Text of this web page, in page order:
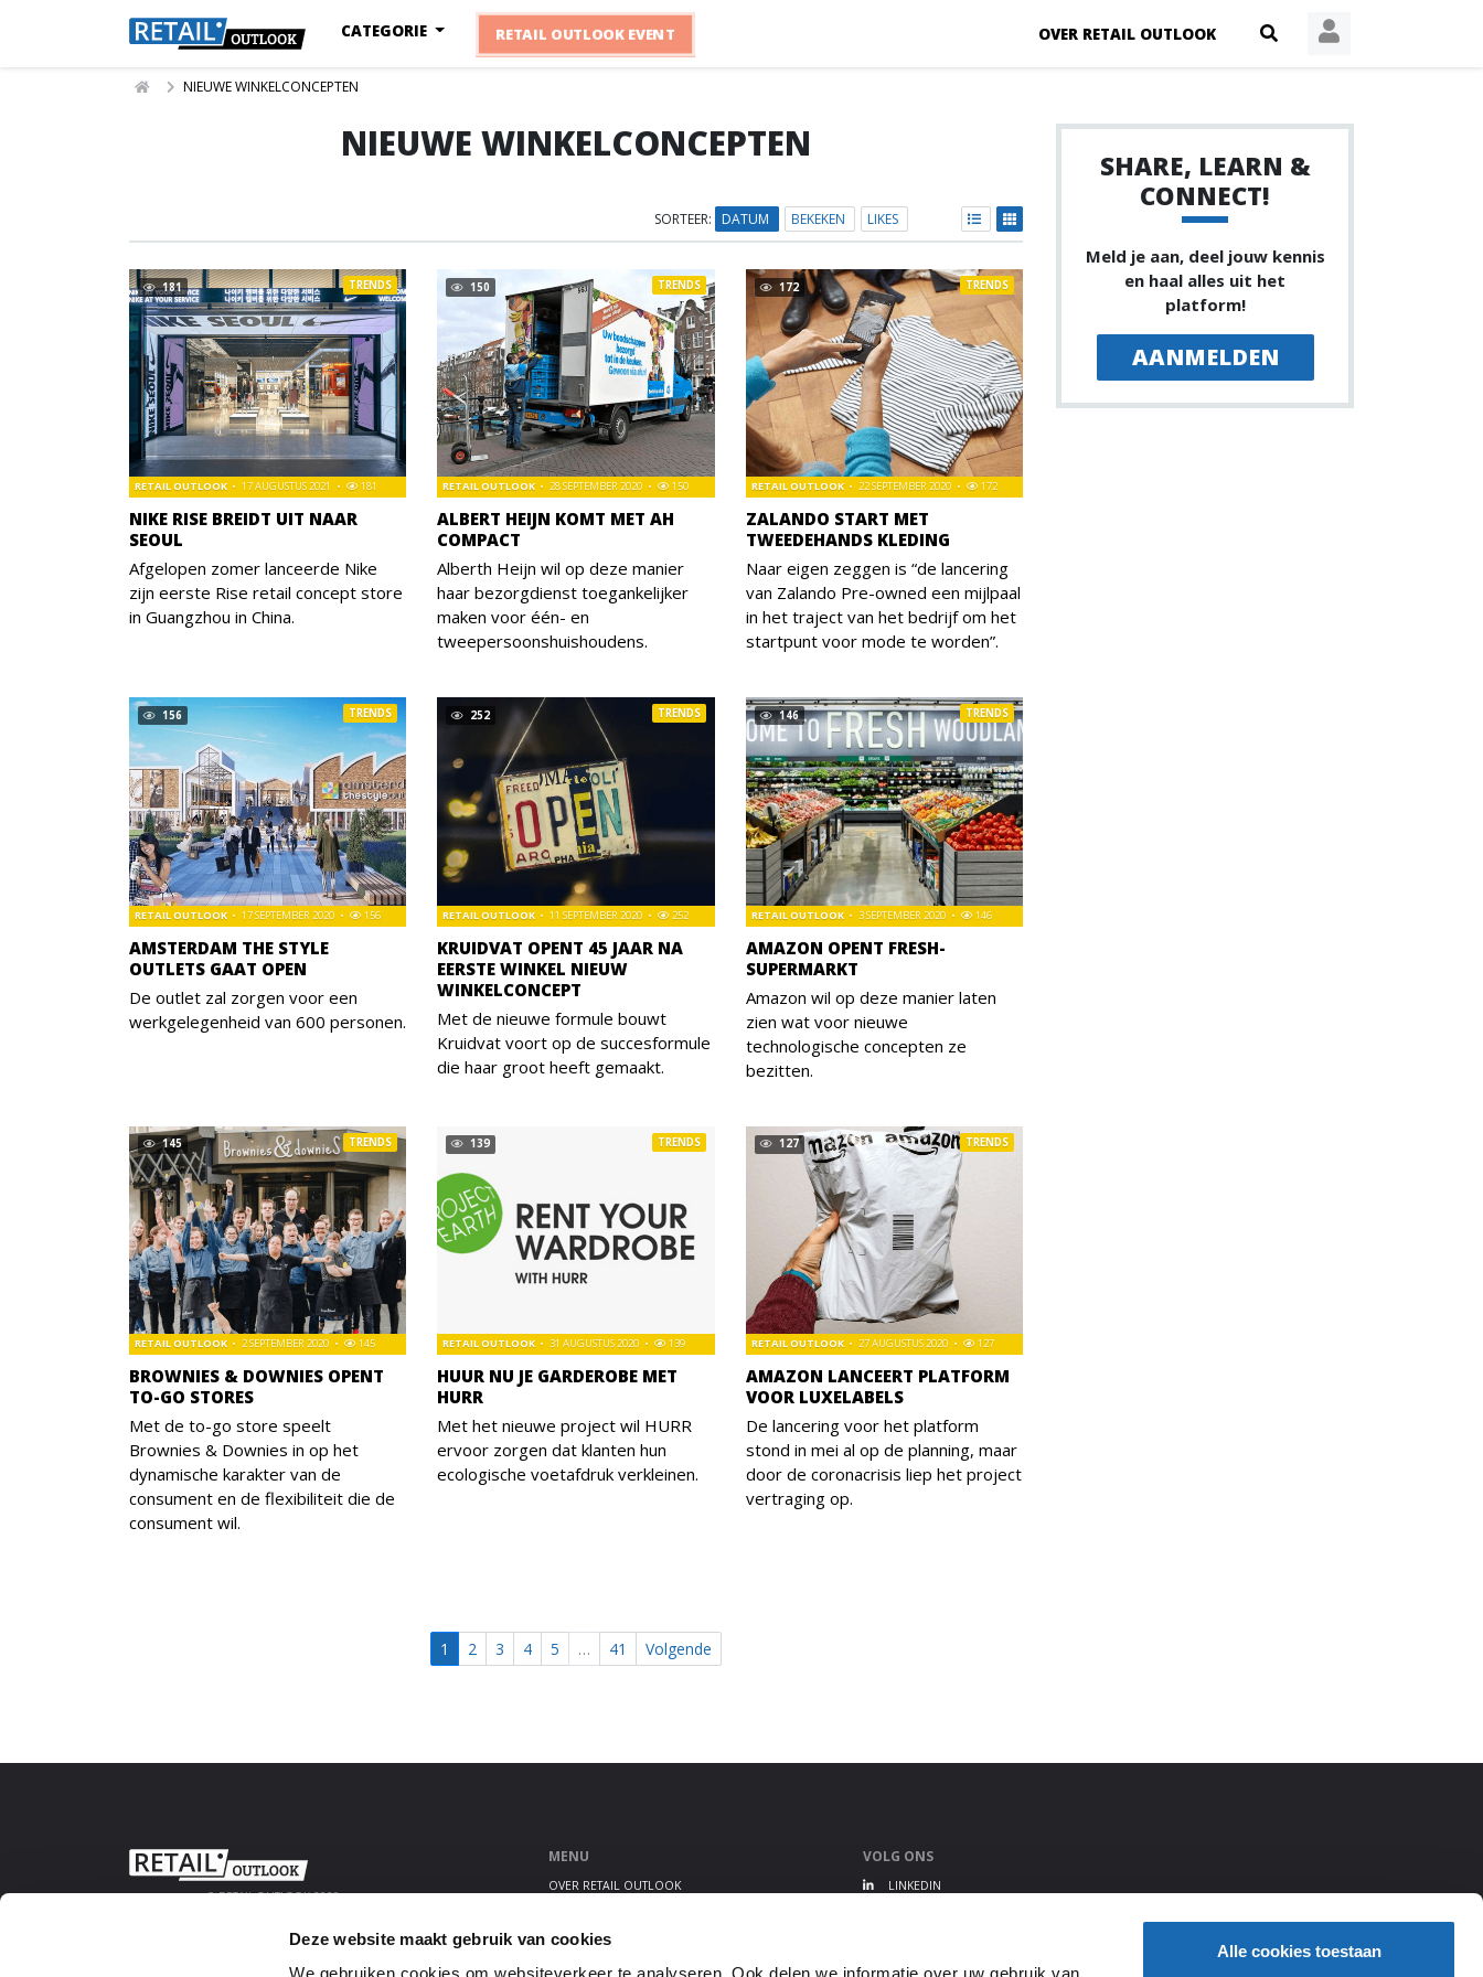
Deze website maakt gebruik van cookies
Alle cookies toestaan
OVER RETAIL OUTLOOK
CATEGORIE RETAIL OUTLOOK EVENT
NIEUWE WINKELCONCEPTEN
NIEUWE WINKELCONCEPTEN
SORTEER: DATUM BEKEKEN LIKES
181
NIKE RISE BREIDT UIT NAAR
SEOUL
RETAIL OUTLOOK 17 AUGUSTUS 2021 181
TRENDS
Afgelopen zomer lanceerde Nike
zijn eerste Rise retail concept store
in Guangzhou in China.
150
ALBERT HEIJN KOMT MET AH
COMPACT
RETAIL OUTLOOK 28 SEPTEMBER 2020 150
TRENDS
Alberth Heijn wil op deze manier
haar bezorgdienst toegankelijker
maken voor één- en
tweepersoonshuishoudens.
172
ZALANDO START MET
TWEEDEHANDS KLEDING
RETAIL OUTLOOK 22 SEPTEMBER 2020 172
TRENDS
Naar eigen zeggen is “de lancering
van Zalando Pre-owned een mijlpaal
in het traject van het bedrijf om het
startpunt voor mode te worden”.
156
AMSTERDAM THE STYLE
OUTLETS GAAT OPEN
RETAIL OUTLOOK 17 SEPTEMBER 2020 156
TRENDS
De outlet zal zorgen voor een
werkgelegenheid van 600 personen.
252
KRUIDVAT OPENT 45 JAAR NA
EERSTE WINKEL NIEUW
WINKELCONCEPT
RETAIL OUTLOOK 11 SEPTEMBER 2020 252
TRENDS
Met de nieuwe formule bouwt
Kruidvat voort op de succesformule
die haar groot heeft gemaakt.
146
AMAZON OPENT FRESH-
SUPERMARKT
RETAIL OUTLOOK 3 SEPTEMBER 2020 146
TRENDS
Amazon wil op deze manier laten
zien wat voor nieuwe
technologische concepten ze
bezitten.
145
BROWNIES & DOWNIES OPENT
TO-GO STORES
RETAIL OUTLOOK 2 SEPTEMBER 2020 145
TRENDS
Met de to-go store speelt
Brownies & Downies in op het
dynamische karakter van de
consument en de flexibiliteit die de
consument wil.
139
HUUR NU JE GARDEROBE MET
HURR
RETAIL OUTLOOK 31 AUGUSTUS 2020 139
TRENDS
Met het nieuwe project wil HURR
ervoor zorgen dat klanten hun
ecologische voetafdruk verkleinen.
127
AMAZON LANCEERT PLATFORM
VOOR LUXELABELS
RETAIL OUTLOOK 27 AUGUSTUS 2020 127
TRENDS
De lancering voor het platform
stond in mei al op de planning, maar
door de coronacrisis liep het project
vertraging op.
1 2 3 4 5 … 41 Volgende
SHARE, LEARN &
CONNECT!
Meld je aan, deel jouw kennis
en haal alles uit het
platform!
AANMELDEN
© RETAIL OUTLOOK 2020
MENU
OVER RETAIL OUTLOOK
ALGEMENE VOORWAARDEN
VOLG ONS
LINKEDIN